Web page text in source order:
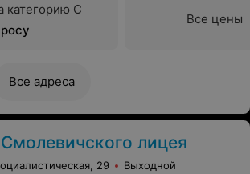
категорию C
Все цены
Все адреса
лицея
29 Выходной